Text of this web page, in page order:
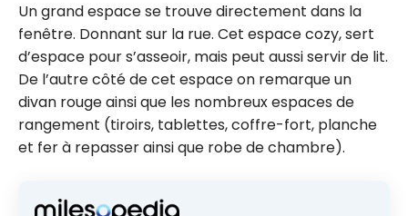
Un grand espace se trouve directement dans la
fenêtre. Donnant sur la rue. Cet espace cozy, sert
d’espace pour s’asseoir, mais peut aussi servir de lit.
De l’autre côté de cet espace on remarque un
divan rouge ainsi que les nombreux espaces de
rangement (tiroirs, tablettes, coffre-fort, planche
et fer à repasser ainsi que robe de chambre).